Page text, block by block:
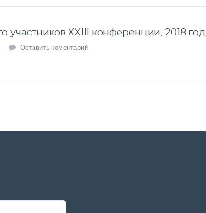
участников XXIII конференции, 2018 год
Оставить коментарий